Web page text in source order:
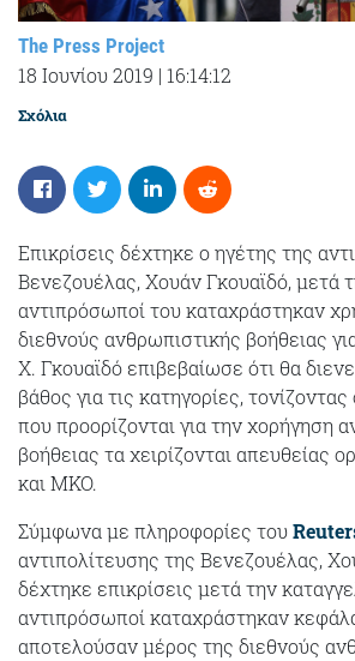
The Press Project
18 Ιουνίου 2019 | 16:14:12
Σχόλια
Επικρίσεις δέχτηκε ο ηγέτης της
Βενεζουέλας, Χουάν Γκουαϊδό, μετά
αντιπρόσωποί του καταχράστηκαν
διεθνούς ανθρωπιστικής βοήθειας
Χ. Γκουαϊδό επιβεβαίωσε ότι θα
βάθος για τις κατηγορίες,
που προορίζονται για την χορήγηση
βοήθειας τα χειρίζονται απευθείας
και ΜΚΟ.
Σύμφωνα με πληροφορίες του
αντιπολίτευσης της Βενεζουέλας,
δέχτηκε επικρίσεις μετά την
αντιπρόσωποί καταχράστηκαν
αποτελούσαν μέρος της διεθνούς